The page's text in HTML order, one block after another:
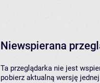
Niewspierana
Ta przeglądarka nie jest
pobierz aktualną wersję